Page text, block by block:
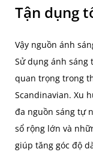
Tận dụng
Vậy nguồn ánh
Sử dụng ánh
quan trọng trong
Scandinavian. Xu
đa nguồn sáng tự
sổ rộng lớn và
giúp tăng góc độ